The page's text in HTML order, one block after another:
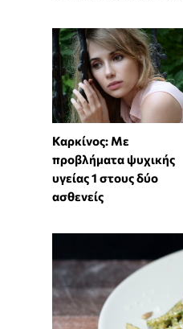
Καρκίνος: Με
προβλήματα ψυχικής
υγείας 1 στους δύο
ασθενείς